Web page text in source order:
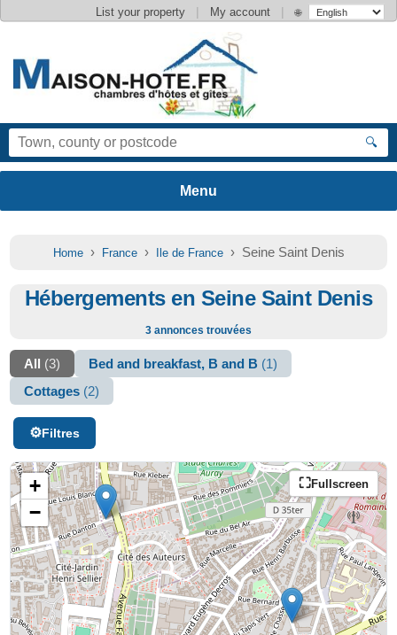
List your property | My account | 🌐
🔍
Home› France› Ile de France› Seine Saint Denis
Hébergements en Seine Saint Denis
3 annonces trouvées
All (3) Bed and breakfast, B and B (1)
Cottages (2)
Filtres
Fullscreen
+
−